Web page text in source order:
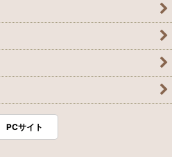
PCサイト